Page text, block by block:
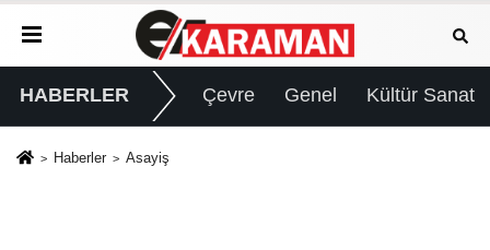
HABERLER Çevre Genel Kültür Sanat
Haberler Asayiş